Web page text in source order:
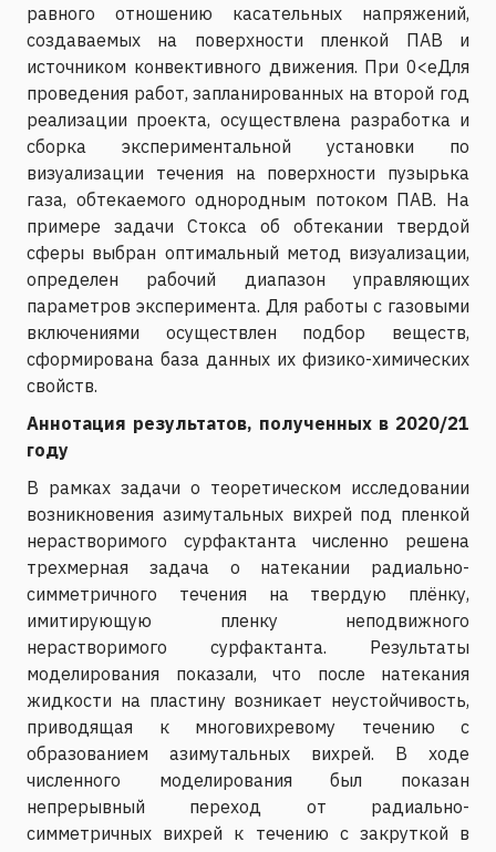
равного отношению касательных напряжений,
создаваемых на поверхности пленкой ПАВ и
источником конвективного движения. При 0<eДля
проведения работ, запланированных на второй год
реализации проекта, осуществлена разработка и
сборка экспериментальной установки по
визуализации течения на поверхности пузырька
газа, обтекаемого однородным потоком ПАВ. На
примере задачи Стокса об обтекании твердой
сферы выбран оптимальный метод визуализации,
определен рабочий диапазон управляющих
параметров эксперимента. Для работы с газовыми
включениями осуществлен подбор веществ,
сформирована база данных их физико-химических
свойств.
Аннотация результатов, полученных в 2020/21
году
В рамках задачи о теоретическом исследовании
возникновения азимутальных вихрей под пленкой
нерастворимого сурфактанта численно решена
трехмерная задача о натекании радиально-
симметричного течения на твердую плёнку,
имитирующую пленку неподвижного
нерастворимого сурфактанта. Результаты
моделирования показали, что после натекания
жидкости на пластину возникает неустойчивость,
приводящая к многовихревому течению с
образованием азимутальных вихрей. В ходе
численного моделирования был показан
непрерывный переход от радиально-
симметричных вихрей к течению с закруткой в